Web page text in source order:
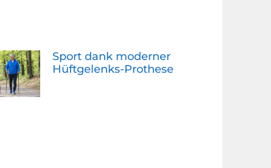
Sport dank moderner
Hüftgelenks-Prothese